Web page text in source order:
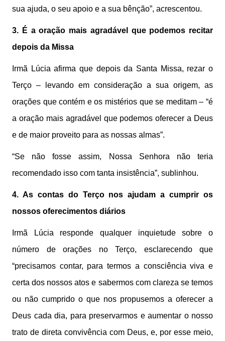
sua ajuda, o seu apoio e a sua bênção”, acrescentou.
3. É a oração mais agradável que podemos recitar
depois da Missa
Irmã Lúcia afirma que depois da Santa Missa, rezar o
Terço – levando em consideração a sua origem, as
orações que contém e os mistérios que se meditam – “é
a oração mais agradável que podemos oferecer a Deus
e de maior proveito para as nossas almas”.
“Se não fosse assim, Nossa Senhora não teria
recomendado isso com tanta insistência”, sublinhou.
4. As contas do Terço nos ajudam a cumprir os
nossos oferecimentos diários
Irmã Lúcia responde qualquer inquietude sobre o
número de orações no Terço, esclarecendo que
“precisamos contar, para termos a consciência viva e
certa dos nossos atos e sabermos com clareza se temos
ou não cumprido o que nos propusemos a oferecer a
Deus cada dia, para preservarmos e aumentar o nosso
trato de direta convivência com Deus, e, por esse meio,